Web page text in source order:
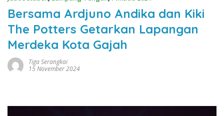
Bersama Ardjuno Andika dan Kiki
The Potters Getarkan Lapangan
Merdeka Kota Gajah
Tiga Serangkai
15 November 2024